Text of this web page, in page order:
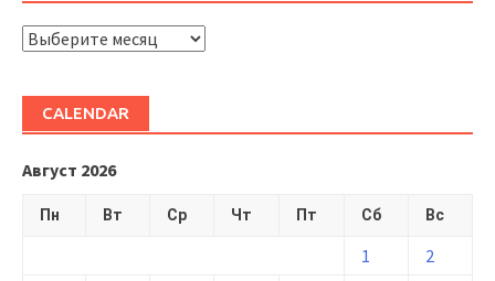
ARHIVĂ
CALENDAR
Август 2026
Пн Вт Ср Чт Пт Сб Вс
1
2